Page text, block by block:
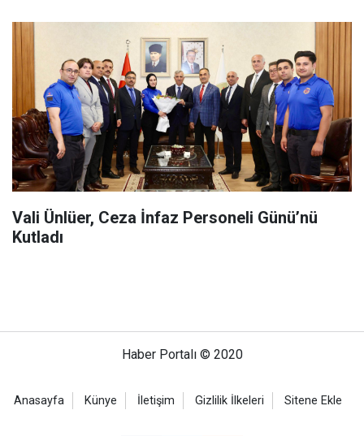
Vali Ünlüer, Ceza İnfaz Personeli Günü’nü
Kutladı
Haber Portalı © 2020
Anasayfa Künye İletişim Gizlilik İlkeleri Sitene Ekle